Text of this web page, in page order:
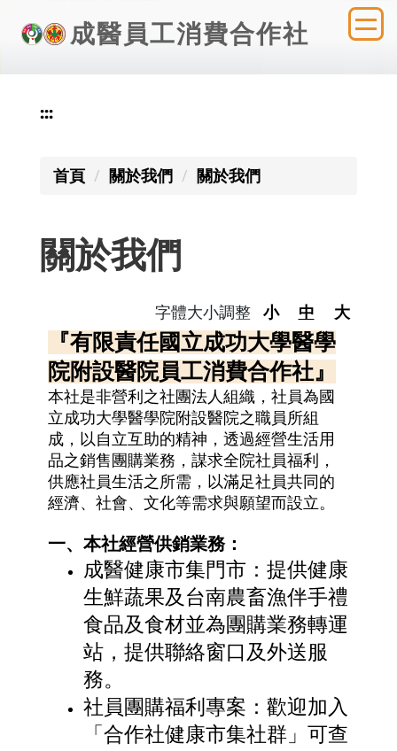
到
成醫員工消費合作社
:::
首頁 關於我們 關於我們
關於我們
字體大小調整 小 中 大
『有限責任國立成功大學醫學
院附設醫院員工消費合作社』
本社是非營利之社團法人組織，社員為國
立成功大學醫學院附設醫院之職員所組
成，以自立互助的精神，透過經營生活用
品之銷售團購業務，謀求全院社員福利，
供應社員生活之所需，以滿足社員共同的
經濟、社會、文化等需求與願望而設立。
一、本社經營供銷業務：
成醫健康市集門市：提供健康
生鮮蔬果及台南農畜漁伴手禮
食品及食材並為團購業務轉運
站，提供聯絡窗口及外送服
務。
社員團購福利專案：歡迎加入
「合作社健康市集社群」可查